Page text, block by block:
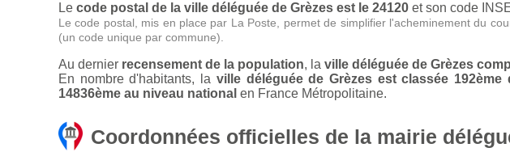
Le code postal de la ville déléguée de Grèzes est le 24120 et son code
Le code postal, mis en place par La Poste, permet de simplifier l'acheminement du
(un code unique par commune).
Au dernier recensement de la population, la ville déléguée de Grèzes
En nombre d'habitants, la ville déléguée de Grèzes est classée 192ème
14836ème au niveau national en France Métropolitaine.
Coordonnées officielles de la mairie